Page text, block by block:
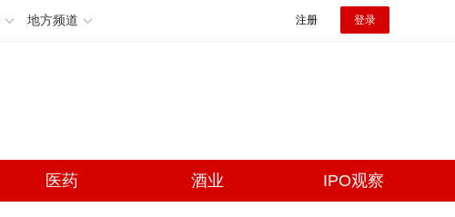
地方频道 注册 登录
医药 酒业 IPO观察